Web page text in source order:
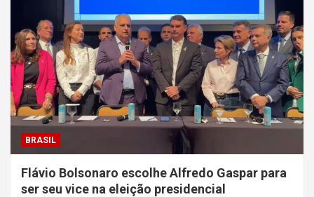
BRASIL
Flávio Bolsonaro escolhe Alfredo Gaspar para
ser seu vice na eleição presidencial